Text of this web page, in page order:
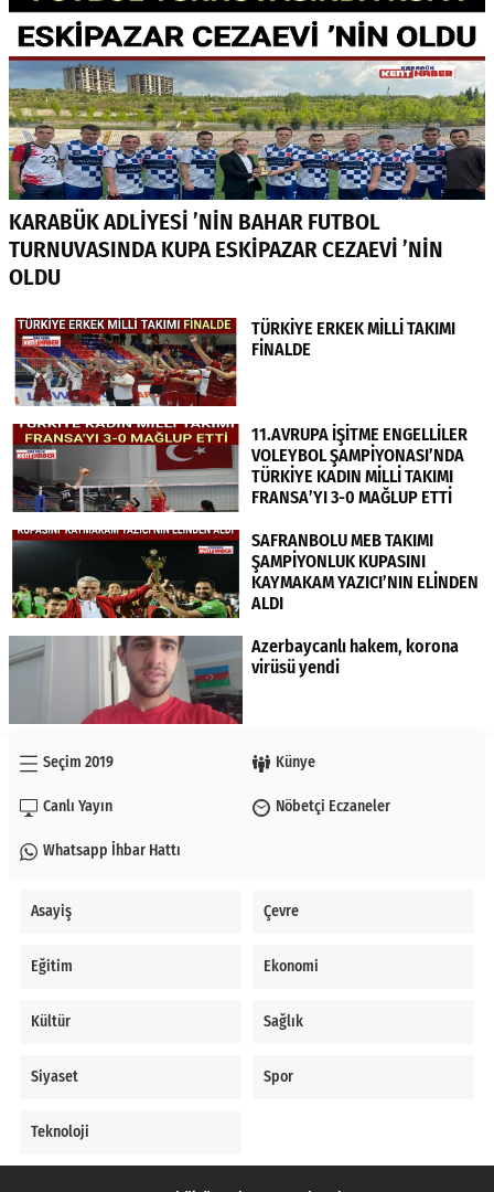
KARABÜK ADLİYESİ ’NİN BAHAR FUTBOL
TURNUVASINDA KUPA ESKİPAZAR CEZAEVİ ’NİN
OLDU
TÜRKİYE ERKEK MİLLİ TAKIMI
FİNALDE
11.AVRUPA İŞİTME ENGELLİLER
VOLEYBOL ŞAMPİYONASI’NDA
TÜRKİYE KADIN MİLLİ TAKIMI
FRANSA’YI 3-0 MAĞLUP ETTİ
SAFRANBOLU MEB TAKIMI
ŞAMPİYONLUK KUPASINI
KAYMAKAM YAZICI’NIN ELİNDEN
ALDI
Azerbaycanlı hakem, korona
virüsü yendi
Seçim 2019 Künye
Canlı Yayın Nöbetçi Eczaneler
Whatsapp İhbar Hattı
Asayiş Çevre
Eğitim Ekonomi
Kültür Sağlık
Siyaset Spor
Teknoloji